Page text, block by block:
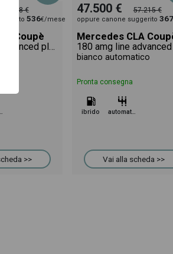
65.828 €
536€/mese
Coupè
>>
47.500 € 57.215 €
oppure canone suggerito 367
Mercedes CLA
bianco automatico
Pronta consegna
ibrido automatico
Vai alla scheda >>